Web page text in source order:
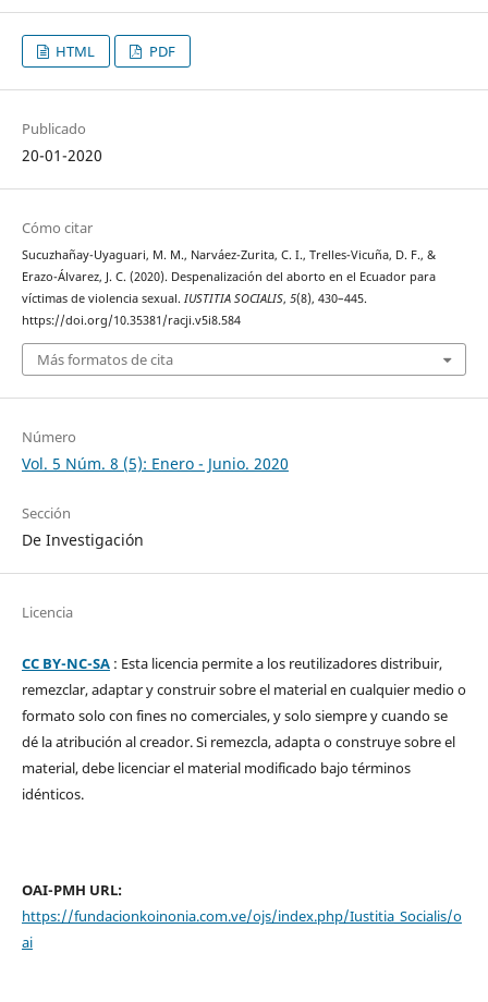
HTML PDF
Publicado
20-01-2020
Cómo citar
Sucuzhañay-Uyaguari, M. M., Narváez-Zurita, C. I., Trelles-Vicuña, D. F., &
Erazo-Álvarez, J. C. (2020). Despenalización del aborto en el Ecuador para
víctimas de violencia sexual. IUSTITIA SOCIALIS, 5(8), 430–445.
https://doi.org/10.35381/racji.v5i8.584
Más formatos de cita
Número
Vol. 5 Núm. 8 (5): Enero - Junio. 2020
Sección
De Investigación
Licencia
CC BY-NC-SA: Esta licencia permite a los reutilizadores distribuir,
remezclar, adaptar y construir sobre el material en cualquier medio o
formato solo con fines no comerciales, y solo siempre y cuando se
dé la atribución al creador. Si remezcla, adapta o construye sobre el
material, debe licenciar el material modificado bajo términos
idénticos.
OAI-PMH URL:
https://fundacionkoinonia.com.ve/ojs/index.php/Iustitia_Socialis/o
ai